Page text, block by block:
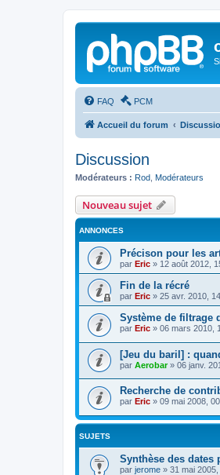
FAQ PCM
Accueil du forum
Discussion
Modérateurs : Rod Modérateurs
Nouveau sujet
ANNONCES
Précison pour les
par Eric » 12 août 2012,
Fin de la récré
par Eric » 25 avr. 2010,
Système de filtrage
par Eric » 06 mars 2010,
[Jeu du baril] :
par Aerobar» 06 janv.
Recherche de
par Eric » 09 mai 2008,
SUJETS
Synthèse des dates
par jerome » 31 mai